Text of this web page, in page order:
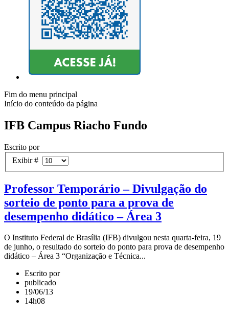
Fim do menu principal
Início do conteúdo da página
IFB Campus Riacho Fundo
Escrito por
Exibir #
Professor Temporário – Divulgação do
sorteio de ponto para a prova de
desempenho didático – Área 3
O Instituto Federal de Brasília (IFB) divulgou nesta quarta-feira, 19
de junho, o resultado do sorteio do ponto para prova de desempenho
didático – Área 3 “Organização e Técnica...
Escrito por
publicado
19/06/13
14h08